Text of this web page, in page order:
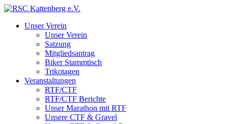
Unser Verein
Unser Verein
Satzung
Mitgliedsantrag
Biker Stammtisch
Trikotagen
Veranstaltungen
RTF/CTF
RTF/CTF Berichte
Unser Marathon mit RTF
Unsere CTF & Gravel